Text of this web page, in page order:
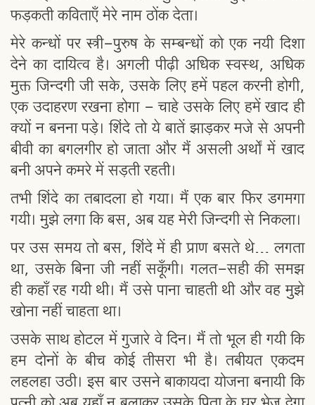
फड़कती कविताएँ मेरे नाम ठोंक देता।
मेरे कन्धों पर स्त्री-पुरुष के सम्बन्धों को एक नयी दिशा
देने का दायित्व है। अगली पीढ़ी अधिक स्वस्थ, अधिक
मुक्त जिन्दगी जी सके, उसके लिए हमें पहल करनी होगी,
एक उदाहरण रखना होगा - चाहे उसके लिए हमें खाद ही
क्यों न बनना पड़े। शिंदे तो ये बातें झाड़कर मजे से अपनी
बीवी का बगलगीर हो जाता और मैं असली अर्थों में खाद
बनी अपने कमरे में सड़ती रहती।
तभी शिंदे का तबादला हो गया। मैं एक बार फिर डगमगा
गयी। मुझे लगा कि बस, अब यह मेरी जिन्दगी से निकला।
पर उस समय तो बस, शिंदे में ही प्राण बसते थे… लगता
था, उसके बिना जी नहीं सकूँगी। गलत-सही की समझ
ही कहाँ रह गयी थी। मैं उसे पाना चाहती थी और वह मुझे
खोना नहीं चाहता था।
उसके साथ होटल में गुजारे वे दिन। मैं तो भूल ही गयी कि
हम दोनों के बीच कोई तीसरा भी है। तबीयत एकदम
लहलहा उठी। इस बार उसने बाकायदा योजना बनायी कि